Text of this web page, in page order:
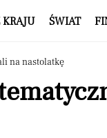
KRAJU ŚWIAT
na nastolatkę